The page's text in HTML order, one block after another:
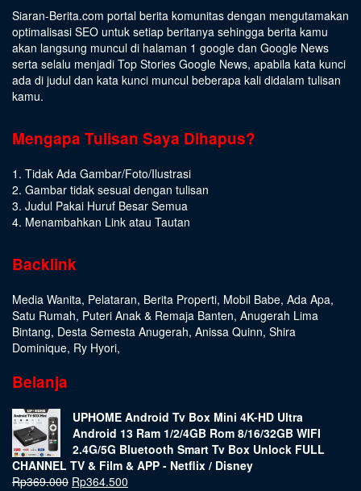
Siaran-Berita.com portal berita komunitas dengan mengutamakan
optimalisasi SEO untuk setiap beritanya sehingga berita kamu
akan langsung muncul di halaman 1 google dan Google News
serta selalu menjadi Top Stories Google News, apabila kata kunci
ada di judul dan kata kunci muncul beberapa kali didalam tulisan
kamu.
Mengapa Tulisan Saya Dihapus?
1. Tidak Ada Gambar/Foto/Ilustrasi
2. Gambar tidak sesuai dengan tulisan
3. Judul Pakai Huruf Besar Semua
4. Menambahkan Link atau Tautan
Backlink
Media Wanita, Pelataran, Berita Properti, Mobil Babe, Ada Apa,
Satu Rumah, Puteri Anak & Remaja Banten, Anugerah Lima
Bintang, Desta Semesta Anugerah, Anissa Quinn, Shira
Dominique, Ry Hyori,
Belanja
UPHOME Android Tv Box Mini 4K-HD Ultra
Android 13 Ram 1/2/4GB Rom 8/16/32GB WIFI
2.4G/5G Bluetooth Smart Tv Box Unlock FULL
CHANNEL TV & Film & APP - Netflix / Disney
Rp369.000 Rp364.500